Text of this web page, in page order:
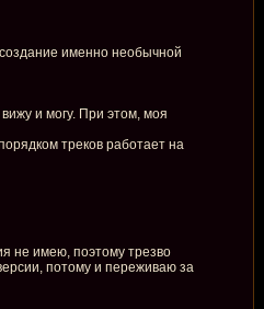
именно необычной
и могу. При этом, моя
треков работает на
не имею, поэтому трезво
потому и переживаю за